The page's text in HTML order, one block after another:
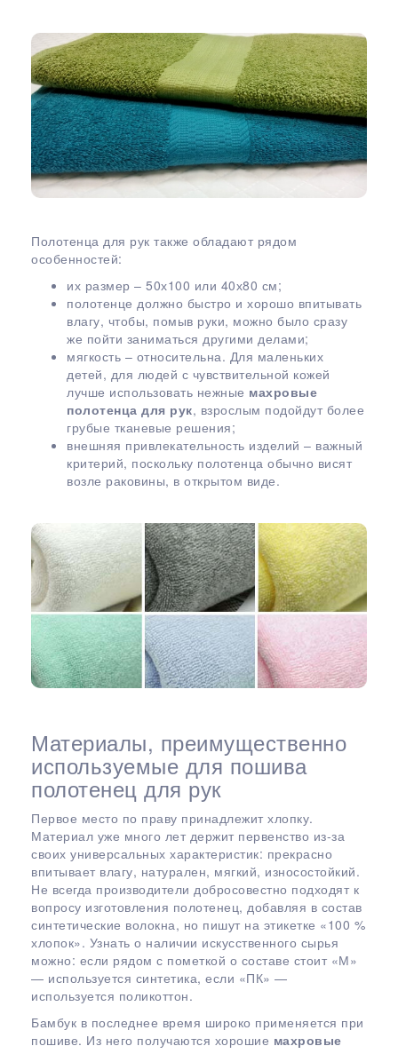
Полотенца для рук также обладают рядом
особенностей:
их размер – 50х100 или 40х80 см;
полотенце должно быстро и хорошо впитывать
влагу, чтобы, помыв руки, можно было сразу
же пойти заниматься другими делами;
мягкость – относительна. Для маленьких
детей, для людей с чувствительной кожей
лучше использовать нежные махровые
полотенца для рук, взрослым подойдут более
грубые тканевые решения;
внешняя привлекательность изделий – важный
критерий, поскольку полотенца обычно висят
возле раковины, в открытом виде.
Материалы, преимущественно
используемые для пошива
полотенец для рук
Первое место по праву принадлежит хлопку.
Материал уже много лет держит первенство из-за
своих универсальных характеристик: прекрасно
впитывает влагу, натурален, мягкий, износостойкий.
Не всегда производители добросовестно подходят к
вопросу изготовления полотенец, добавляя в состав
синтетические волокна, но пишут на этикетке «100 %
хлопок». Узнать о наличии искусственного сырья
можно: если рядом с пометкой о составе стоит «М»
— используется синтетика, если «ПК» —
используется поликоттон.
Бамбук в последнее время широко применяется при
пошиве. Из него получаются хорошие махровые